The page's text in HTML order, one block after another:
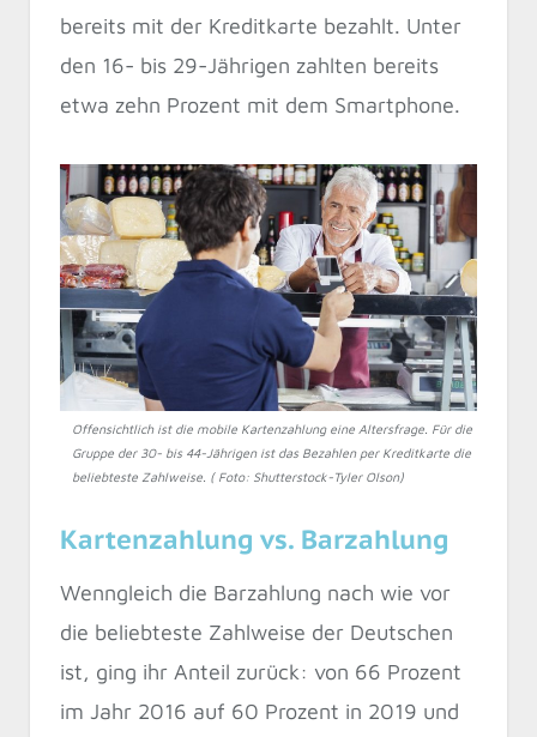
bereits mit der Kreditkarte bezahlt. Unter
den 16- bis 29-Jährigen zahlten bereits
etwa zehn Prozent mit dem Smartphone.
Offensichtlich ist die mobile Kartenzahlung eine Altersfrage. Für die
Gruppe der 30- bis 44-Jährigen ist das Bezahlen per Kreditkarte die
beliebteste Zahlweise. ( Foto: Shutterstock-Tyler Olson)
Kartenzahlung vs. Barzahlung
Wenngleich die Barzahlung nach wie vor
die beliebteste Zahlweise der Deutschen
ist, ging ihr Anteil zurück: von 66 Prozent
im Jahr 2016 auf 60 Prozent in 2019 und